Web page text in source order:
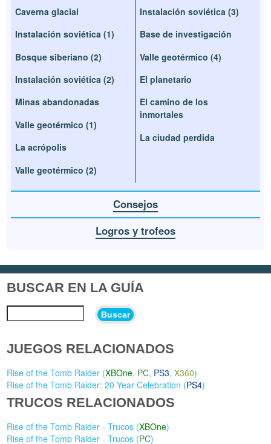
Caverna glacial
Instalación soviética (1)
Bosque siberiano (2)
Instalación soviética (2)
Minas abandonadas
Valle geotérmico (1)
La acrópolis
Valle geotérmico (2)
Instalación soviética (3)
Base de investigación
Valle geotérmico (4)
El planetario
El camino de los
inmortales
La ciudad perdida
Consejos
Logros y trofeos
BUSCAR EN LA GUÍA
Buscar
JUEGOS RELACIONADOS
Rise of the Tomb Raider (XBOne, PC, PS3,X360)
Rise of the Tomb Raider: 20 Year Celebration (PS4)
TRUCOS RELACIONADOS
Rise of the Tomb Raider - Trucos (XBOne)
Rise of the Tomb Raider - Trucos (PC)